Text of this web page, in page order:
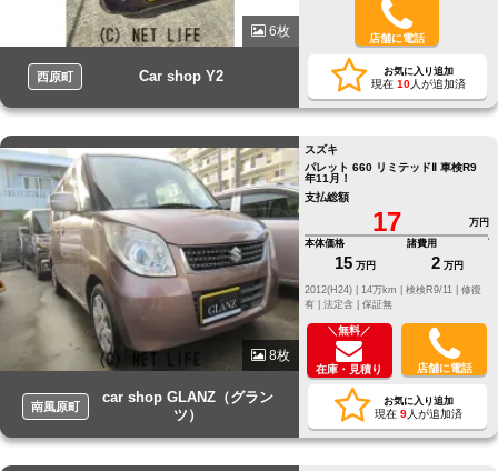
6枚
西原町 Car shop Y2
店舗に電話
お気に入り追加
現在 10人が追加済
8枚
南風原町
car shop GLANZ（グラン
ツ）
スズキ
パレット 660 リミテッドⅡ 車検R9
年11月！
支払総額
17
万円
本体価格
15 万円
諸費用
2 万円
修復
有 | 法定含 | 保証無
＼無料／
在庫・見積り 店舗に電話
お気に入り追加
現在 9人が追加済